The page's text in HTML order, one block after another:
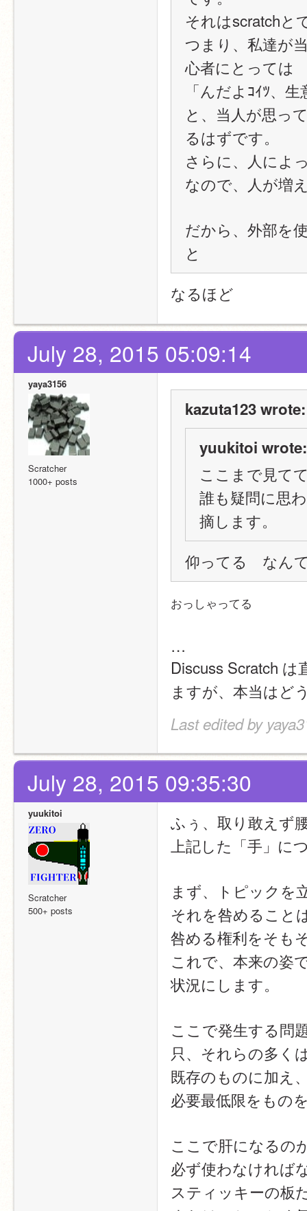
それはscratchと
つまり、私達が
心者にとっては
「んだよｺｲﾂ、
と、当人が思っ
るはずです。
さらに、人によ
なので、人が増
だから、外部を
と
なるほど
July 28, 2015 05:09:14
yaya3156
Scratcher
1000+ posts
kazuta123 wrote:
yuukitoi wrote:
ここまで見て
誰も疑問に思
摘します。
仰ってる　なん
おっしゃってる
…
Discuss Scratch
ますが、本当はど
Last edited by
July 28, 2015 09:35:30
yuukitoi
Scratcher
500+ posts
ふぅ、取り敢えず
上記した「手」に
まず、トピックを
それを咎めること
咎める権利をそも
これで、本来の姿
状況にします。
ここで発生する問
只、それらの多く
既存のものに加え
必要最低限をもの
ここで肝になるの
必ず使わなければ
スティッキーの板